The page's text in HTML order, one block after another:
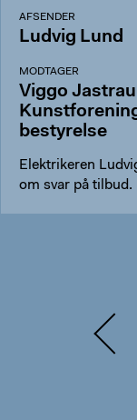
AFSENDER
Ludvig Lund
MODTAGER
Viggo
bestyrelse
Elektrikeren
om svar på tilbud.